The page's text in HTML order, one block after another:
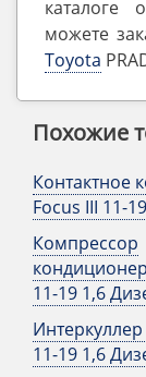
каталоге
можете
Toyota
Похожие
Контактное
Focus III 11-19
Компрессор
11-19 1,6
Интеркуллер
11-19 1,6